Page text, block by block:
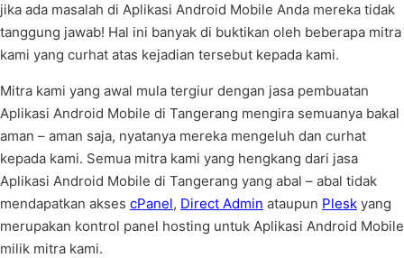
jika ada masalah di Aplikasi Android Mobile Anda mereka tidak
tanggung jawab! Hal ini banyak di buktikan oleh beberapa mitra
kami yang curhat atas kejadian tersebut kepada kami.
Mitra kami yang awal mula tergiur dengan jasa pembuatan
Aplikasi Android Mobile di Tangerang mengira semuanya bakal
aman – aman saja, nyatanya mereka mengeluh dan curhat
kepada kami. Semua mitra kami yang hengkang dari jasa
Aplikasi Android Mobile di Tangerang yang abal – abal tidak
mendapatkan akses cPanel, Direct Admin ataupun Plesk yang
merupakan kontrol panel hosting untuk Aplikasi Android Mobile
milik mitra kami.